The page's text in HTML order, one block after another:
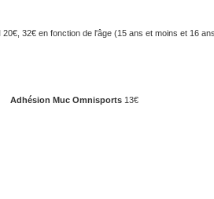
20€, 32€ en fonction de l'âge (15 ans et moins et 16
Adhésion Muc Omnisports13€